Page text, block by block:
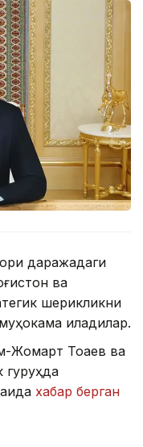
даражадаги
ва
шерикликни
қиладилар.
Жомарт Тоқаев ва
хабар берган